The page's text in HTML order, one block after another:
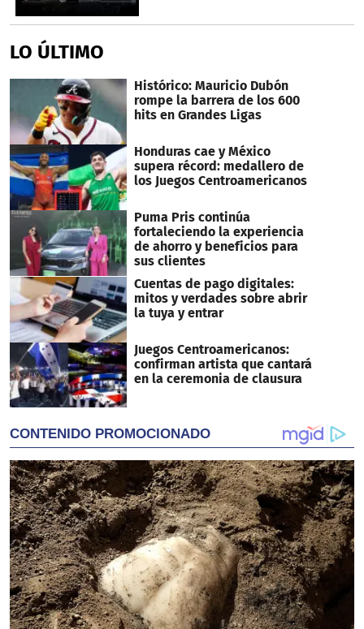
LO ÚLTIMO
Histórico: Mauricio Dubón
rompe la barrera de los 600
hits en Grandes Ligas
Honduras cae y México
supera récord: medallero de
los Juegos Centroamericanos
Puma Pris continúa
fortaleciendo la experiencia
de ahorro y beneficios para
sus clientes
Cuentas de pago digitales:
mitos y verdades sobre abrir
la tuya y entrar
Juegos Centroamericanos:
confirman artista que cantará
en la ceremonia de clausura